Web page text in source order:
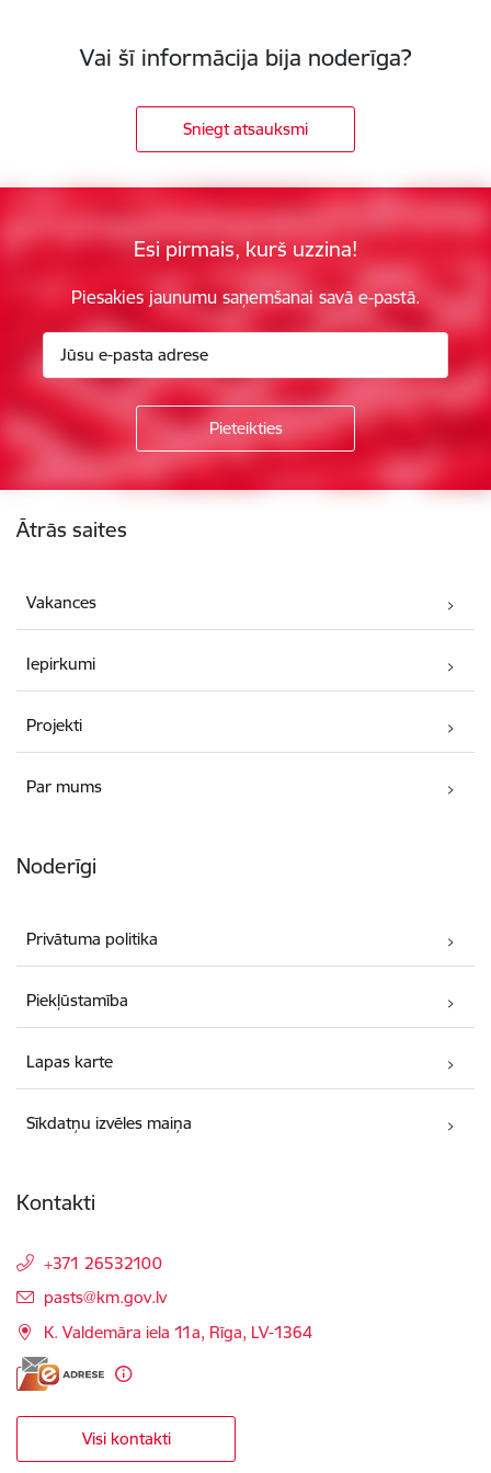
Vai šī informācija bija noderīga?
Sniegt atsauksmi
Esi pirmais, kurš uzzina!
Piesakies jaunumu saņemšanai savā e-pastā.
Ātrās saites
Vakances
Iepirkumi
Projekti
Par mums
Noderīgi
Privātuma politika
Piekļūstamība
Lapas karte
Sīkdatņu izvēles maiņa
Kontakti
+371 26532100
E-pasts:
pasts@km.gov.lv
K. Valdemāra iela 11a, Rīga, LV-1364
Visi kontakti